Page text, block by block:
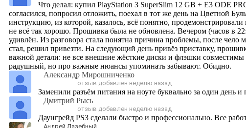
Что делал: купил PlayStation 3 SuperSlim 12 GB + E3 ODE
согласился, попросил отложить, поехал в тот же день на Цветной
инструкцию, из которой, казалось, всё понятно,
не всё так хорошо. Прошивка была не обновлена. Вечером (часов в
удивлён. Из разговора стала понятна причина проблемы, после
стал, решил привезти. На следующий день привёз приставку,
важной детали: не все внешние жёсткие диски и флэшки
радушный, но про важные нюансы упоминать забывают. Обидно.
Александр Мирошниченко
отзыв добавлен неделю назад
Заменили разъём питания на ноуте буквально за один день
Дмитрий Рысь
отзыв добавлен неделю назад
Даунгрейд PS3 сделали быстро и профессионально. Все
Андрей Лазебный